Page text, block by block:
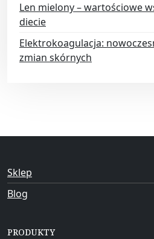
Len mielony – wartościowe
diecie
Elektrokoagulacja:
zmian skórnych
Sklep
Blog
PRODUKTY